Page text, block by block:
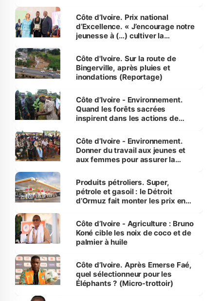
Côte d’Ivoire. Prix national
d’Excellence. « J’encourage notre
jeunesse à (…) cultiver la
(Alassane Ouattara
Côte d'Ivoire. Sur la route de
Bingerville, après pluies et
inondations (Reportage)
Côte d’Ivoire - Environnement.
Quand les forêts sacrées
inspirent dans les actions de
Côte d’Ivoire - Environnement.
Donner du travail aux jeunes et
aux femmes pour assurer la
menacées
Produits pétroliers. Super,
pétrole et gasoil : le Détroit
d’Ormuz fait monter les prix en
Côte d’Ivoire - Agriculture : Bruno
Koné cible les noix de coco et de
palmier à huile
Côte d’Ivoire. Après Emerse Faé,
quel sélectionneur pour les
Éléphants ? (Micro-trottoir)